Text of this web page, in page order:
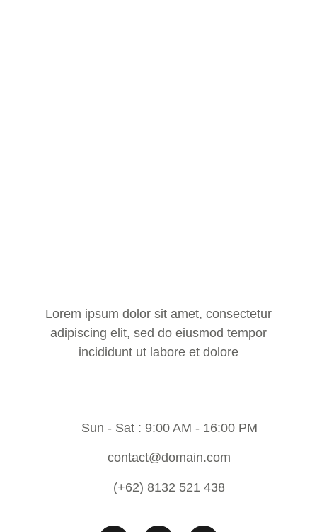
Lorem ipsum dolor sit amet, consectetur
adipiscing elit, sed do eiusmod tempor
incididunt ut labore et dolore
Sun - Sat : 9:00 AM - 16:00 PM
contact@domain.com
(+62) 8132 521 438